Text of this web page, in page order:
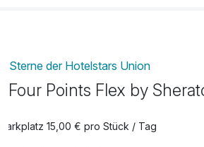
Sterne der Hotelstars Union
Four Points Flex by
Parkplatz 15,00 € pro Stück / Tag